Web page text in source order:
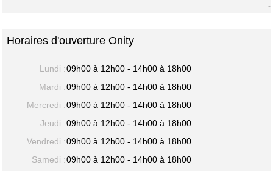
-
Horaires d'ouverture Onity
Lundi :09h00 à 12h00 - 14h00 à 18h00
Mardi :09h00 à 12h00 - 14h00 à 18h00
Mercredi :09h00 à 12h00 - 14h00 à 18h00
Jeudi :09h00 à 12h00 - 14h00 à 18h00
Vendredi :09h00 à 12h00 - 14h00 à 18h00
Samedi :09h00 à 12h00 - 14h00 à 18h00